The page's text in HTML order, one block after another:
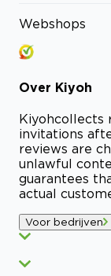
Webshops
Over Kiyoh
Kiyohcollects
invitations
reviews are
unlawful
guarantees
actual
Voor bedrijven